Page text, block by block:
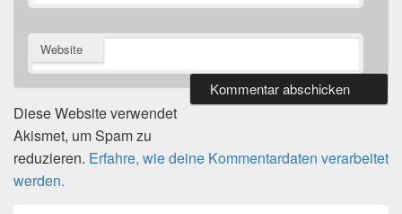
Website
Diese Website verwendet
Akismet, um Spam zu
reduzieren. Erfahre, wie deine Kommentardaten verarbeitet
werden.